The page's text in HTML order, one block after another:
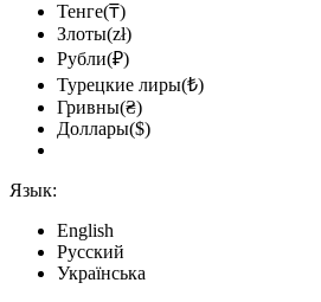
Тенге(₸)
Злоты(zł)
Рубли(₽)
Турецкие лиры(₺)
Гривны(₴)
Доллары($)
Язык:
English
Русский
Українська